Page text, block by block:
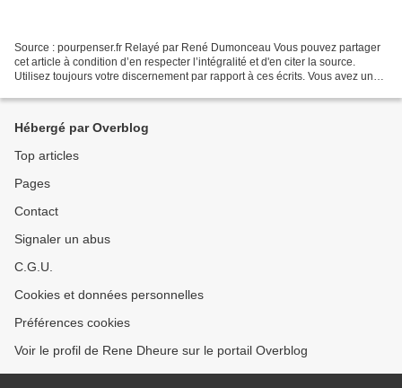
Source : pourpenser.fr Relayé par René Dumonceau Vous pouvez partager
cet article à condition d’en respecter l’intégralité et d'en citer la source.
Utilisez toujours votre discernement par rapport à ces écrits. Vous avez un
Hébergé par Overblog
Top articles
Pages
Contact
Signaler un abus
C.G.U.
Cookies et données personnelles
Préférences cookies
Voir le profil de Rene Dheure sur le portail Overblog